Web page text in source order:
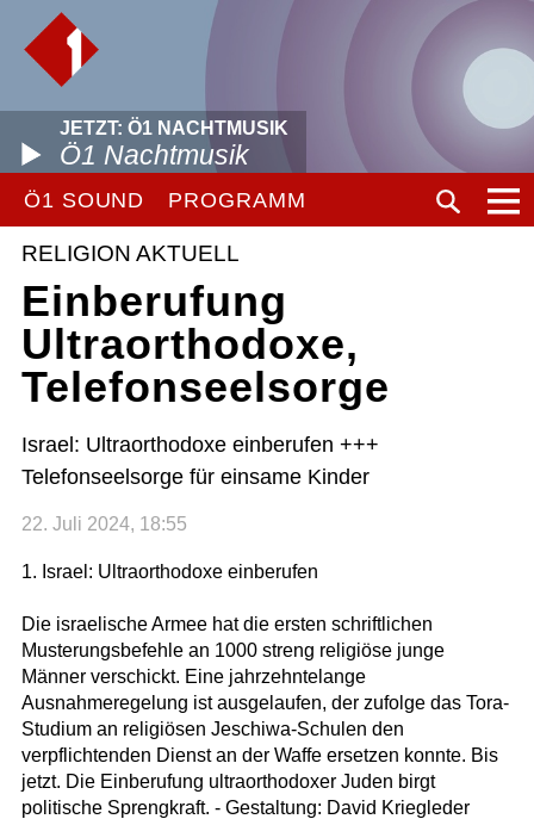
JETZT: Ö1 NACHTMUSIK
Ö1 Nachtmusik
Ö1 SOUND PROGRAMM
RELIGION AKTUELL
Einberufung
Ultraorthodoxe,
Telefonseelsorge
Israel: Ultraorthodoxe einberufen +++
Telefonseelsorge für einsame Kinder
22. Juli 2024, 18:55
1. Israel: Ultraorthodoxe einberufen
Die israelische Armee hat die ersten schriftlichen
Musterungsbefehle an 1000 streng religiöse junge
Männer verschickt. Eine jahrzehntelange
Ausnahmeregelung ist ausgelaufen, der zufolge das Tora-
Studium an religiösen Jeschiwa-Schulen den
verpflichtenden Dienst an der Waffe ersetzen konnte. Bis
jetzt. Die Einberufung ultraorthodoxer Juden birgt
politische Sprengkraft. - Gestaltung: David Kriegleder